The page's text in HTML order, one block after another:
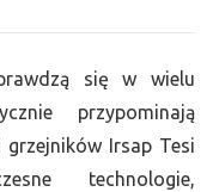
się w wielu
przypominają
Irsap Tesi
technologie,